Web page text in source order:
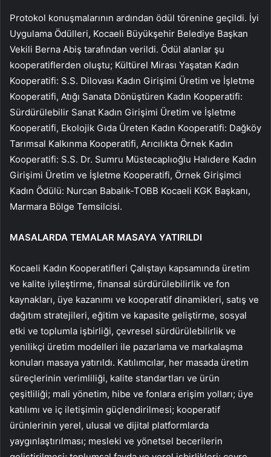
Protokol konuşmalarının ardından ödül törenine geçildi. İyi
Uygulama Ödülleri, Kocaeli Büyükşehir Belediye Başkan
Vekili Berna Abiş tarafından verildi. Ödül alanlar şu
kooperatiflerden oluştu; Kültürel Mirası Yaşatan Kadın
Kooperatifi: S.S. Dilovası Kadın Girişimi Üretim ve İşletme
Kooperatifi, Atığı Sanata Dönüştüren Kadın Kooperatifi:
Sürdürülebilir Sanat Kadın Girişimi Üretim ve İşletme
Kooperatifi, Ekolojik Gıda Üreten Kadın Kooperatifi: Dağköy
Tarımsal Kalkınma Kooperatifi, Arıcılıkta Örnek Kadın
Kooperatifi: S.S. Dr. Sumru Müstecaplıoğlu Halıdere Kadın
Girişimi Üretim ve İşletme Kooperatifi, Örnek Girişimci
Kadın Ödülü: Nurcan Babalık-TOBB Kocaeli KGK Başkanı,
Marmara Bölge Temsilcisi.
MASALARDA TEMALAR MASAYA YATIRILDI
Kocaeli Kadın Kooperatifleri Çalıştayı kapsamında üretim
ve kalite iyileştirme, finansal sürdürülebilirlik ve fon
kaynakları, üye kazanımı ve kooperatif dinamikleri, satış ve
dağıtım stratejileri, eğitim ve kapasite geliştirme, sosyal
etki ve toplumla işbirliği, çevresel sürdürülebilirlik ve
yenilikçi üretim modelleri ile pazarlama ve markalaşma
konuları masaya yatırıldı. Katılımcılar, her masada üretim
süreçlerinin verimliliği, kalite standartları ve ürün
çeşitliliği; mali yönetim, hibe ve fonlara erişim yolları; üye
katılımı ve iç iletişimin güçlendirilmesi; kooperatif
ürünlerinin yerel, ulusal ve dijital platformlarda
yaygınlaştırılması; mesleki ve yönetsel becerilerin